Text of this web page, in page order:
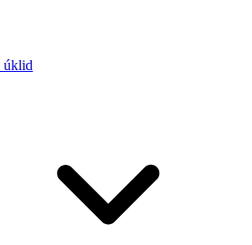
úklid